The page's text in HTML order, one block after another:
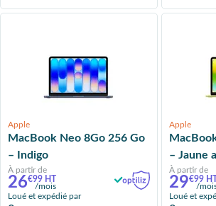
Apple
MacBook Neo 8Go 256 Go
– Indigo
À partir de
26€99 HT
/mois
Loué et expédié par
Apple
– Jaune
À partir de
29€99
/
Loué et